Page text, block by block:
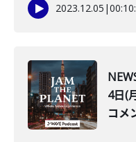
2023.12.05 |
4日(
コメ